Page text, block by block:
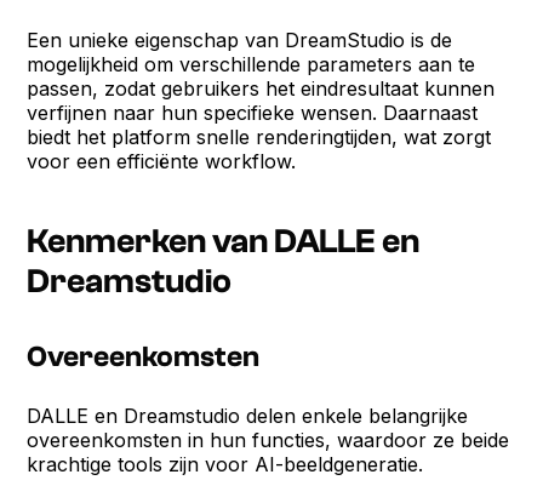
Een unieke eigenschap van DreamStudio is de
mogelijkheid om verschillende parameters aan te
passen, zodat gebruikers het eindresultaat kunnen
verfijnen naar hun specifieke wensen. Daarnaast
biedt het platform snelle renderingtijden, wat zorgt
voor een efficiënte workflow.
Kenmerken van DALLE en
Dreamstudio
Overeenkomsten
DALLE en Dreamstudio delen enkele belangrijke
overeenkomsten in hun functies, waardoor ze beide
krachtige tools zijn voor AI-beeldgeneratie.